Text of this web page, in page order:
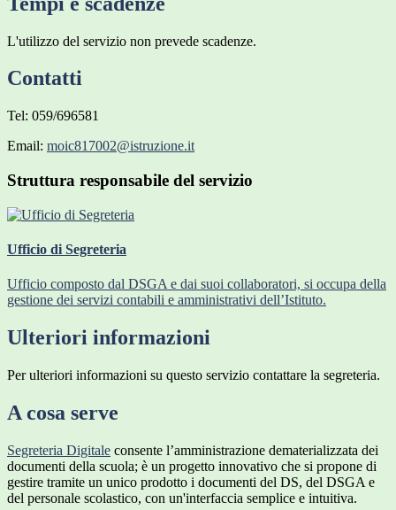
L'utilizzo del servizio non prevede scadenze.
Contatti
Tel: 059/696581
Email: moic817002@istruzione.it
Struttura responsabile del servizio
Ufficio di Segreteria
Ufficio composto dal DSGA e dai suoi collaboratori, si occupa della
gestione dei servizi contabili e amministrativi dell’Istituto.
Ulteriori informazioni
Per ulteriori informazioni su questo servizio contattare la segreteria.
A cosa serve
Segreteria Digitale consente l’amministrazione dematerializzata dei
documenti della scuola; è un progetto innovativo che si propone di
gestire tramite un unico prodotto i documenti del DS, del DSGA e
del personale scolastico, con un'interfaccia semplice e intuitiva.